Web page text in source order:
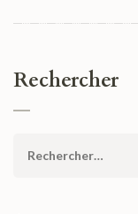
vivant
Rechercher
Rechercher :